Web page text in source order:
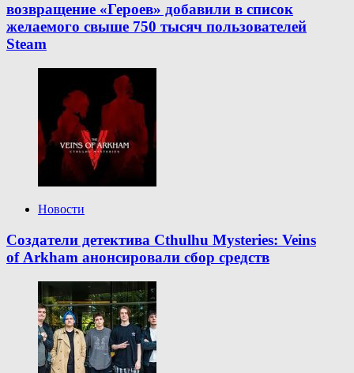
возвращение «Героев» добавили в список
желаемого свыше 750 тысяч пользователей
Steam
Новости
Создатели детектива Cthulhu Mysteries: Veins
of Arkham анонсировали сбор средств